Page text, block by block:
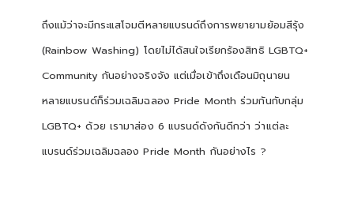
ถึงแม้ว่าจะมีกระแสโจมตีหลายแบรนด์ถึงการพยายามย้อมสีรุ้ง
(Rainbow Washing) โดยไม่ได้สนใจเรียกร้องสิทธิ LGBTQ+
Community กันอย่างจริงจัง แต่เมื่อเข้าถึงเดือนมิถุนายน
หลายแบรนด์ก็ร่วมเฉลิมฉลอง Pride Month ร่วมกันกับกลุ่ม
LGBTQ+ ด้วย เรามาส่อง 6 แบรนด์ดังกันดีกว่า ว่าแต่ละ
แบรนด์ร่วมเฉลิมฉลอง Pride Month กันอย่างไร ?